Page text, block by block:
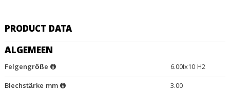
PRODUCT DATA
ALGEMEEN
Felgengröße
6.00Ix10 H2
Blechstärke mm
3.00